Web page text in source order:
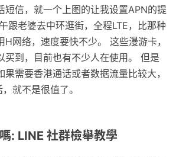
短信，就一个上图的让我设置APN的提
跟老婆去中环逛街，全程LTE，比那种
H网络，速度要快不少。 这些漫游卡，
买到，目前也有不少人在使用。 但是
需要香港通话或者数据流量比较大，
就不是很值了。
: LINE 社群檢舉教學